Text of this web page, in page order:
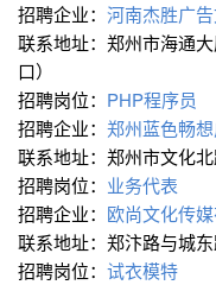
招聘企业： 河南杰胜广
联系地址：郑州市海通
口）
招聘岗位： PHP程序员
招聘企业： 郑州蓝色畅
联系地址：郑州市文化
招聘岗位： 业务代表
招聘企业： 欧尚文化传
联系地址：郑汴路与城
招聘岗位： 试衣模特